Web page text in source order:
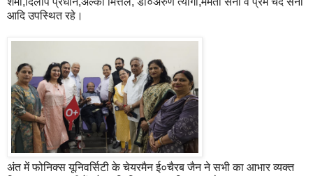
आदि उपस्थित रहे।
अंत में फोनिक्स यूनिवर्सिटी के चेयरमैन ई०चैरब जैन ने सभी का आभार व्यक्त